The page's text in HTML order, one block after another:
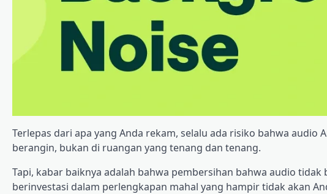
Terlepas dari apa yang Anda rekam, selalu ada risiko bahwa
berangin, bukan di ruangan yang tenang dan tenang.
Tapi, kabar baiknya adalah bahwa pembersihan bahwa audio
berinvestasi dalam perlengkapan mahal yang hampir tidak akan